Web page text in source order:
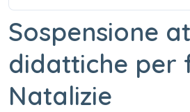
Sospensione
didattiche per
Natalizie